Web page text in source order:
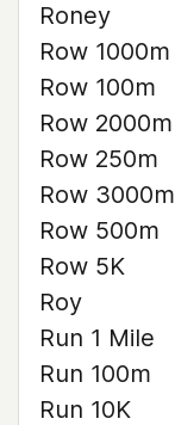
Roney
Row 1000m
Row 100m
Row 2000m
Row 250m
Row 3000m
Row 500m
Row 5K
Roy
Run 1 Mile
Run 100m
Run 10K